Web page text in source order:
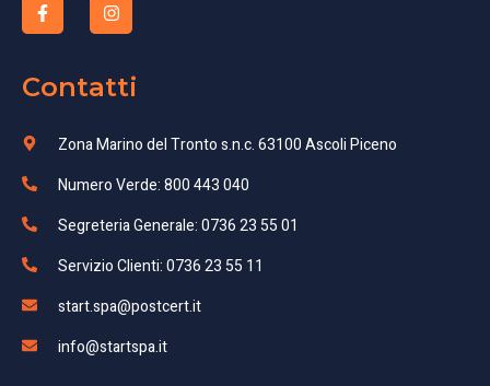
Contatti
Zona Marino del Tronto s.n.c. 63100 Ascoli Piceno
Numero Verde: 800 443 040
Segreteria Generale: 0736 23 55 01
Servizio Clienti: 0736 23 55 11
start.spa@postcert.it
info@startspa.it